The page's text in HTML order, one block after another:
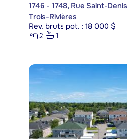
1746 - 1748, Rue Saint-Denis
Trois-Rivières
Rev. bruts pot. : 18 000 $
2
1